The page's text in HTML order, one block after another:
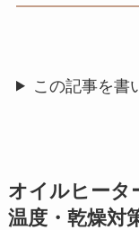
この記事を書
オイルヒータ
温度・乾燥対